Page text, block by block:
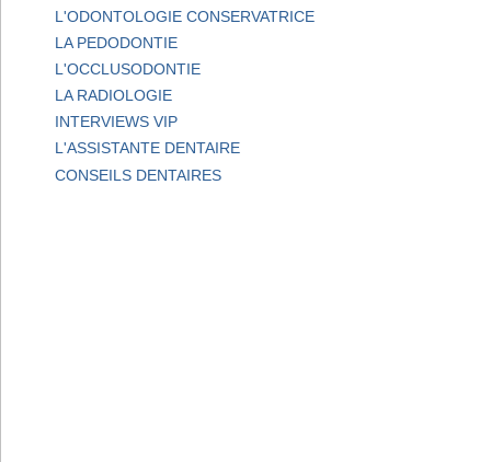
L'ODONTOLOGIE CONSERVATRICE
LA PEDODONTIE
L'OCCLUSODONTIE
LA RADIOLOGIE
INTERVIEWS VIP
L'ASSISTANTE DENTAIRE
CONSEILS DENTAIRES